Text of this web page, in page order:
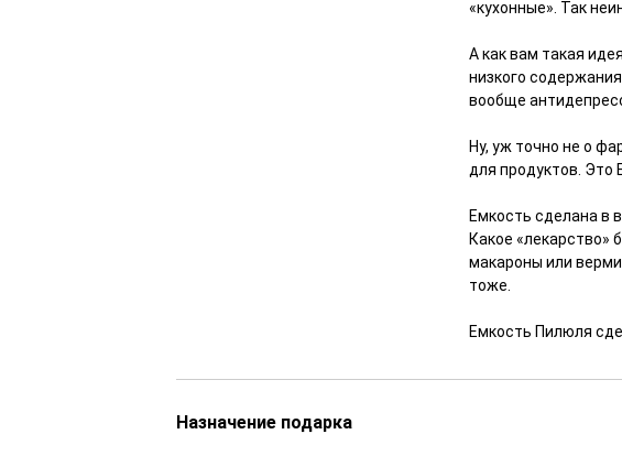
«кухонные». Так
А как вам такая
низкого
вообще
Ну, уж точно не о
для продуктов. Это
Емкость сделана в
Какое «лекарство»
макароны или
тоже.
Емкость Пилюля
Назначение подарка